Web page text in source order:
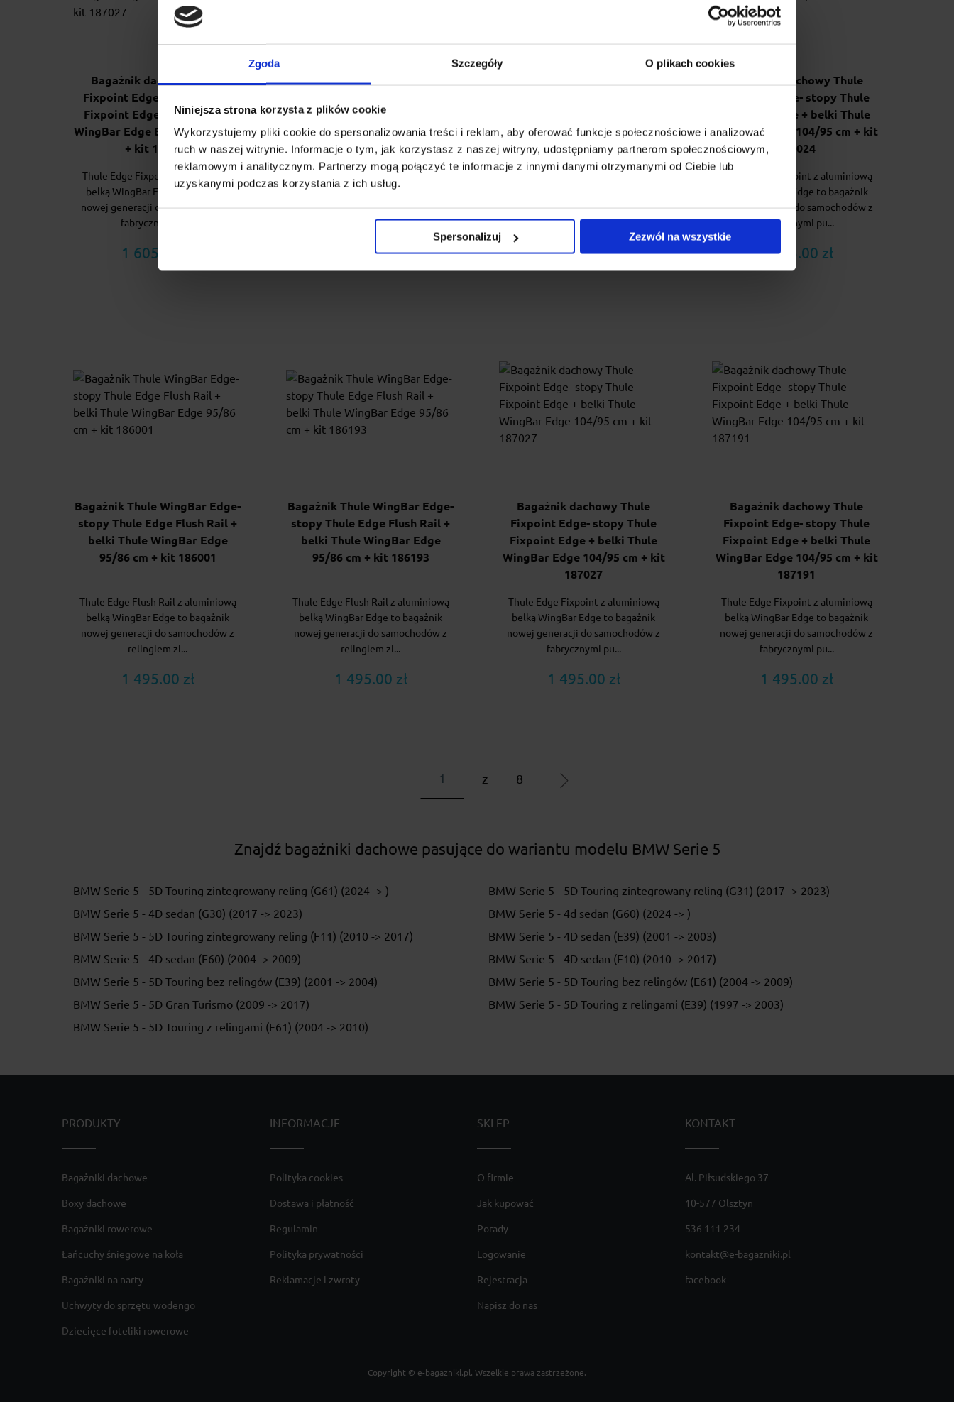
Zgoda Szczegóły O plikach cookies
Niniejsza strona korzysta z plików cookie
Wykorzystujemy pliki cookie do spersonalizowania treści i reklam, aby oferować funkcje społecznościowe i analizować
ruch w naszej witrynie. Informacje o tym, jak korzystasz z naszej witryny, udostępniamy partnerom społecznościowym,
reklamowym i analitycznym. Partnerzy mogą połączyć te informacje z innymi danymi otrzymanymi od Ciebie lub
uzyskanymi podczas korzystania z ich usług.
Spersonalizuj Zezwól na wszystkie
Bagażnik dachowy Thule
Fixpoint Edge - stopy Thule
Fixpoint Edge + belki Thule
WingBar Edge Black 104/95 cm
+ kit 187027
Thule Edge Fixpoint z aluminiową
belką WingBar Edge to bagażnik
nowej generacji do samochodów z
fabrycznymi pu...
1 605.00 zł
Bagażnik dachowy Thule
Fixpoint Edge + belki Thule
WingBar Edge Black 104/95 cm
+ kit 187191
Thule Edge Fixpoint z aluminiową
belką WingBar Edge to bagażnik
nowej generacji do samochodów z
fabrycznymi pu...
1 605.00 zł
WingBar Edge Black 77/77 cm
Thule Evo Edge Raised Rail to
samochodów ze standardowymi
relingami. Nowa...
1 590.00 zł
Bagażnik dachowy Thule
Fixpoint Edge- stopy Thule
Fixpoint Edge + belki Thule
WingBar Edge 104/95 cm + kit
187024
Thule Edge Fixpoint z aluminiową
belką WingBar Edge to bagażnik
nowej generacji do samochodów z
fabrycznymi pu...
1 495.00 zł
Bagażnik Thule WingBar Edge-
stopy Thule Edge Flush Rail +
belki Thule WingBar Edge
95/86 cm + kit 186001
Thule Edge Flush Rail z aluminiową
belką WingBar Edge to bagażnik
nowej generacji do samochodów z
relingiem zi...
1 495.00 zł
Bagażnik Thule WingBar Edge-
stopy Thule Edge Flush Rail +
belki Thule WingBar Edge
95/86 cm + kit 186193
Thule Edge Flush Rail z aluminiową
belką WingBar Edge to bagażnik
nowej generacji do samochodów z
relingiem zi...
1 495.00 zł
Bagażnik dachowy Thule
Fixpoint Edge- stopy Thule
Fixpoint Edge + belki Thule
WingBar Edge 104/95 cm + kit
187027
Thule Edge Fixpoint z aluminiową
belką WingBar Edge to bagażnik
nowej generacji do samochodów z
fabrycznymi pu...
1 495.00 zł
Bagażnik dachowy Thule
Fixpoint Edge- stopy Thule
Fixpoint Edge + belki Thule
WingBar Edge 104/95 cm + kit
187191
Thule Edge Fixpoint z aluminiową
belką WingBar Edge to bagażnik
nowej generacji do samochodów z
fabrycznymi pu...
1 495.00 zł
z 8
Znajdź bagażniki dachowe pasujące do wariantu modelu BMW Serie 5
BMW Serie 5 - 5D Touring zintegrowany reling (G61) (2024 -> )
BMW Serie 5 - 5D Touring zintegrowany reling (G31) (2017 -> 2023)
BMW Serie 5 - 4D sedan (G30) (2017 -> 2023)
BMW Serie 5 - 4d sedan (G60) (2024 -> )
BMW Serie 5 - 5D Touring zintegrowany reling (F11) (2010 -> 2017)
BMW Serie 5 - 4D sedan (E39) (2001 -> 2003)
BMW Serie 5 - 4D sedan (E60) (2004 -> 2009)
BMW Serie 5 - 4D sedan (F10) (2010 -> 2017)
BMW Serie 5 - 5D Touring bez relingów (E39) (2001 -> 2004)
BMW Serie 5 - 5D Touring bez relingów (E61) (2004 -> 2009)
BMW Serie 5 - 5D Gran Turismo (2009 -> 2017)
BMW Serie 5 - 5D Touring z relingami (E39) (1997 -> 2003)
BMW Serie 5 - 5D Touring z relingami (E61) (2004 -> 2010)
PRODUKTY
Bagażniki dachowe
Boxy dachowe
Bagażniki rowerowe
Łańcuchy śniegowe na koła
Bagażniki na narty
Uchwyty do sprzętu wodengo
Dziecięce foteliki rowerowe
INFORMACJE
Polityka cookies
Dostawa i płatność
Regulamin
Polityka prywatności
Reklamacje i zwroty
SKLEP
O firmie
Jak kupować
Porady
Logowanie
Rejestracja
Napisz do nas
KONTAKT
Al. Piłsudskiego 37
10-577 Olsztyn
536 111 234
kontakt@e-bagazniki.pl
facebook
Copyright © e-bagazniki.pl . Wszelkie prawa zastrzeżone.